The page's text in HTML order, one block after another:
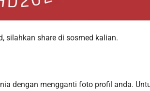
silahkan share di sosmed kalian.
dengan mengganti foto profil anda.